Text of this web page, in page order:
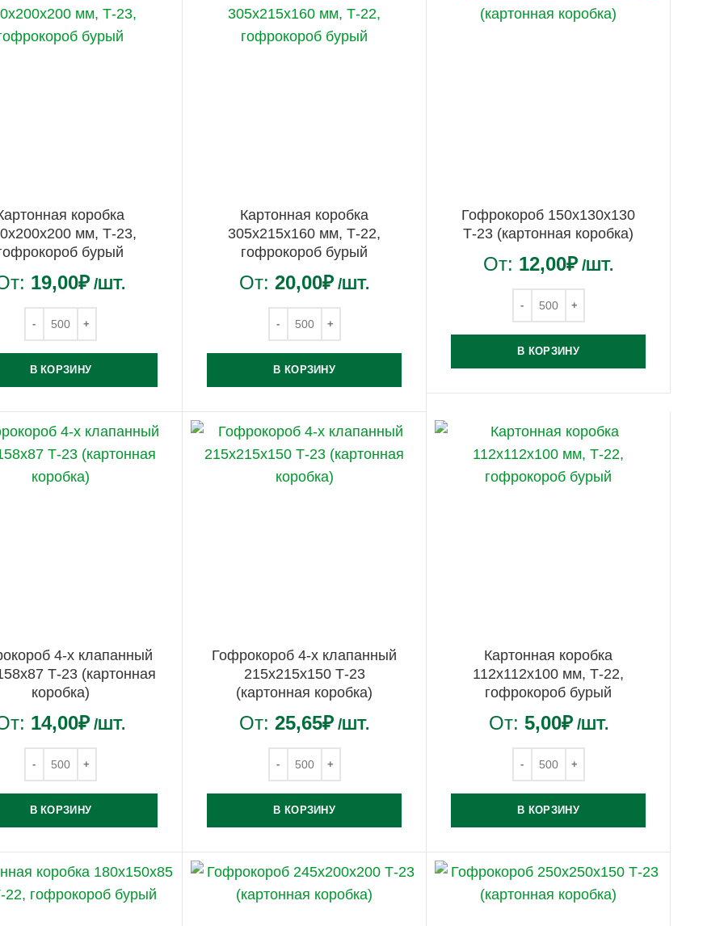
коробка
мм, Т-23,
бурый
19,00₽ /ШТ.
В КОРЗИНУ
Картонная коробка
305х215х160 мм, Т-22,
гофрокороб бурый
От:20,00₽ /ШТ.
В КОРЗИНУ
Гофрокороб 150х130х130
Т-23 (картонная коробка)
От: 12,00₽ /ШТ.
В КОРЗИНУ
4-х клапанный
Т-23 (картонная
коробка)
14,00₽ /ШТ.
В КОРЗИНУ
Гофрокороб 4-х клапанный
215х215х150 Т-23
(картонная коробка)
От:25,65₽ /ШТ.
В КОРЗИНУ
Картонная коробка
112х112х100 мм, Т-22,
гофрокороб бурый
От: 5,00₽ /ШТ.
В КОРЗИНУ